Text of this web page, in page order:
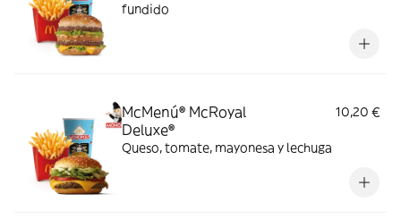
fundido
McMenú® McRoyal
Deluxe®
10,20 €
Queso, tomate, mayonesa y lechuga